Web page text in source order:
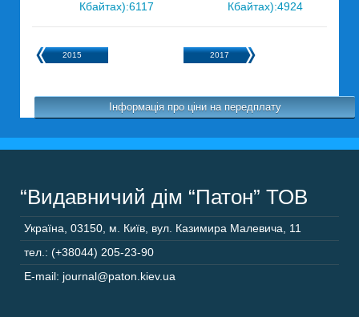
Кбайтах):6117
Кбайтах):4924
2015 2017
Інформація про ціни на передплату
“Видавничий дім “Патон” ТОВ
Україна 03150 м. Київ, вул. Казимира Малевича, 11
тел.: (+38044) 205-23-90
E-mail: journal@paton.kiev.ua